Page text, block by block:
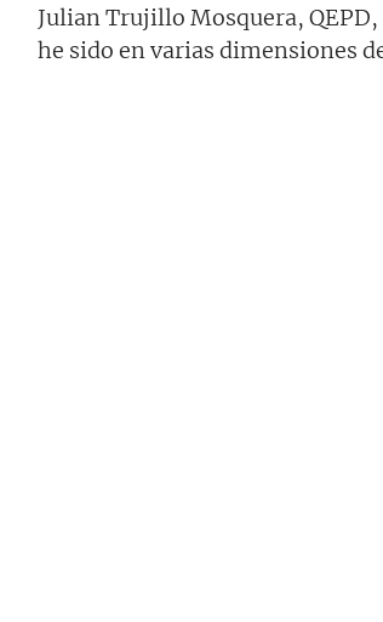
Julian Trujillo Mosquera,
he sido en varias dimensiones